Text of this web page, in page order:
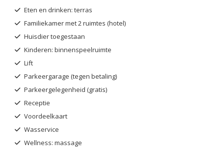
Eten en drinken: terras
Familiekamer met 2 ruimtes (hotel)
Huisdier toegestaan
Kinderen: binnenspeelruimte
Lift
Parkeergarage (tegen betaling)
Parkeergelegenheid (gratis)
Receptie
Voordeelkaart
Wasservice
Wellness: massage